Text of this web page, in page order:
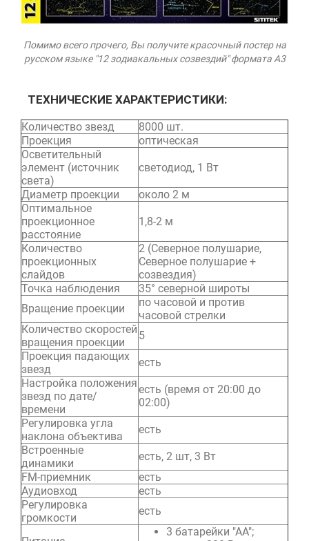
Помимо всего прочего, Вы получите красочный постер на
русском языке "12 зодиакальных созвездий" формата А3
ТЕХНИЧЕСКИЕ ХАРАКТЕРИСТИКИ:
Количество звезд
8000 шт.
Проекция
оптическая
Осветительный
элемент (источник
света)
светодиод, 1 Вт
Диаметр проекции
около 2 м
Оптимальное
проекционное
расстояние
1,8-2 м
Количество
проекционных
слайдов
2 (Северное полушарие,
Северное полушарие +
созвездия)
Точка наблюдения
35° северной широты
Вращение проекции
по часовой и против
часовой стрелки
Количество скоростей
вращения проекции
5
Проекция падающих
звезд
есть
Настройка положения
звезд по дате/
времени
есть (время от 20:00 до
02:00)
Регулировка угла
наклона объектива
есть
Встроенные
динамики
есть, 2 шт, 3 Вт
FM-приемник
есть
Аудиовход
есть
Регулировка
громкости
есть
3 батарейки "АА";